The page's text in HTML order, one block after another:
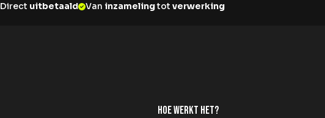
Direct uitbetaald Van inzamelingtot verwerking
Hoe werkt het?